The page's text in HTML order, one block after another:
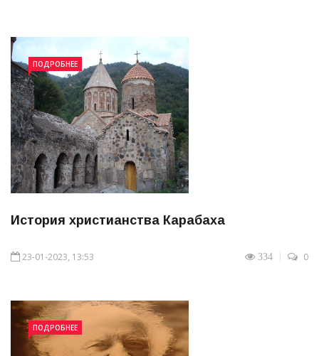
ПОДРОБНЕЕ
История христианства Карабаха
23-01-2023, 13:53 334 0
ПОДРОБНЕЕ